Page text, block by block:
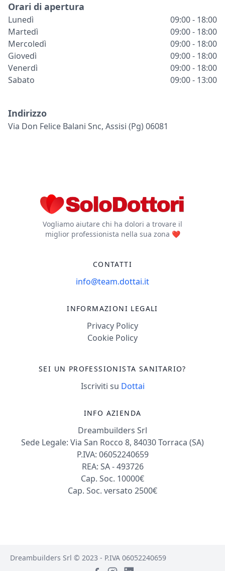
Orari di apertura
Lunedì
09:00 - 18:00
Martedì
09:00 - 18:00
Mercoledì
09:00 - 18:00
Giovedì
09:00 - 18:00
Venerdì
09:00 - 18:00
Sabato
09:00 - 13:00
Indirizzo
Via Don Felice Balani Snc, Assisi (pg) 06081
Vogliamo aiutare chi ha dolori a trovare il
miglior professionista nella sua zona ❤️
CONTATTI
info@team.dottai.it
INFORMAZIONI LEGALI
Privacy Policy
Cookie Policy
SEI UN PROFESSIONISTA SANITARIO?
Iscriviti su Dottai
INFO AZIENDA
Dreambuilders Srl
Sede Legale: Via San Rocco 8, 84030 Torraca (SA)
P.IVA: 06052240659
REA: SA - 493726
Cap. Soc. 10000€
Cap. Soc. versato 2500€
Dreambuilders Srl © 2023 - P.IVA 06052240659